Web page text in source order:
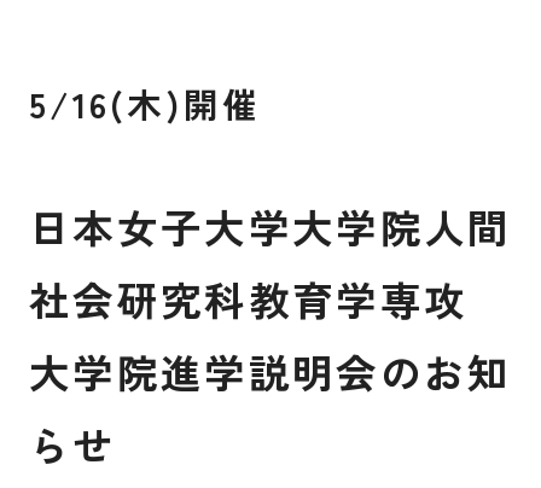
入試案内
キャンパスライフ
国際交流・留学
5/16(木)開催
日本女子大学大学院人間
社会研究科教育学専攻
大学院進学説明会のお知
らせ